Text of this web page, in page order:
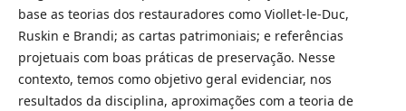
base as teorias dos restauradores como Viollet-le-Duc,
Ruskin e Brandi; as cartas patrimoniais; e referências
projetuais com boas práticas de preservação. Nesse
contexto, temos como objetivo geral evidenciar, nos
resultados da disciplina, aproximações com a teoria de